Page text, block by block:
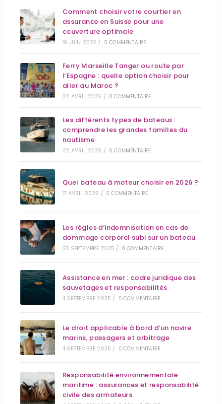
Comment choisir votre courtier en
assurance en Suisse pour une
couverture optimale
16 JUIN 2026 / 0 COMMENTAIRE
Ferry Marseille Tanger ou route par
l’Espagne : quelle option choisir pour
aller au Maroc ?
22 AVRIL 2026 / 0 COMMENTAIRE
Les différents types de bateaux :
comprendre les grandes familles du
nautisme
22 AVRIL 2026 / 0 COMMENTAIRE
Quel bateau à moteur choisir en 2026 ?
17 AVRIL 2026 / 0 COMMENTAIRE
Les règles d’indemnisation en cas de
dommage corporel subi sur un bateau
23 SEPTEMBRE 2025 / 0 COMMENTAIRE
Assistance en mer : cadre juridique des
sauvetages et responsabilités
4 SEPTEMBRE 2025 / 0 COMMENTAIRE
Le droit applicable à bord d’un navire :
marins, passagers et arbitrage
4 SEPTEMBRE 2025 / 0 COMMENTAIRE
Responsabilité environnementale
maritime : assurances et responsabilité
civile des armateurs